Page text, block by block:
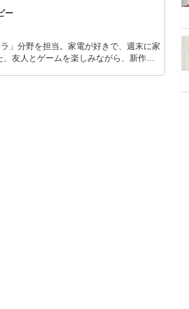
ー
」分野を担当。家電が好きで、週末に家
友人とゲームを楽しみながら、新作タ